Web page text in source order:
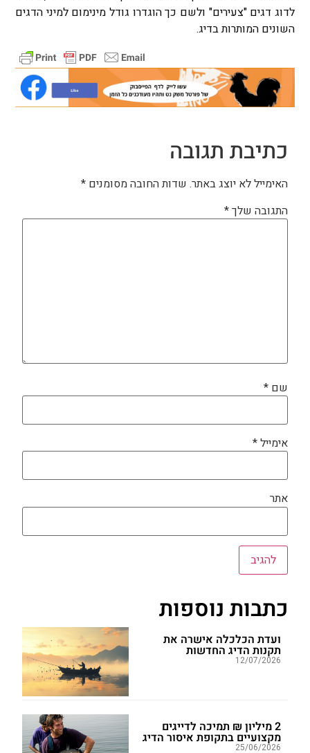
לדוג דגים "צעירים" ולשם כך הוגדרו גודל מינימום למיני הדגים
השונים המותרות בדיג.
כתיבת תגובה
האימייל לא יוצג באתר. שדות החובה מסומנים *
התגובה שלך*
שם *
אימייל*
אתר
כתבות נוספות
ועדת הכלכלה אישרה את
תקנות הדיג החדשות
12/07/2026
2 מיליון ₪ תמיכה לדייגים
מקצועיים בתקופת איסור הדיג
25/06/2026